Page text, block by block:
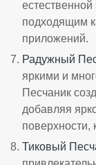
естественной
подходящим
приложений.
Радужный
яркими и
Песчаник
добавляя
поверхности,
Тиковый